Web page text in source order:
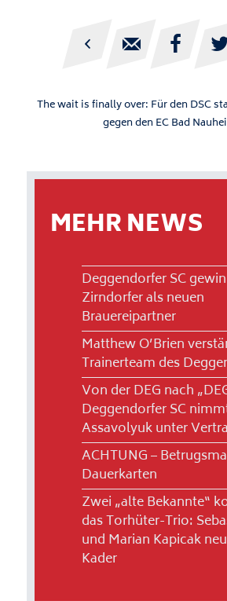
  
The wait is finally over: Für den DSC
gegen den EC Bad
MEHR NEWS
Deggendorfer SC
Zirndorfer als neuen
Brauereipartner
Matthew O’Brien
Trainerteam des
Von der DEG nach
Deggendorfer SC
Assavolyuk unter
ACHTUNG –
Dauerkarten
Zwei „alte Bekannte“
das Torhüter-Trio:
und Marian Kapicak
Kader